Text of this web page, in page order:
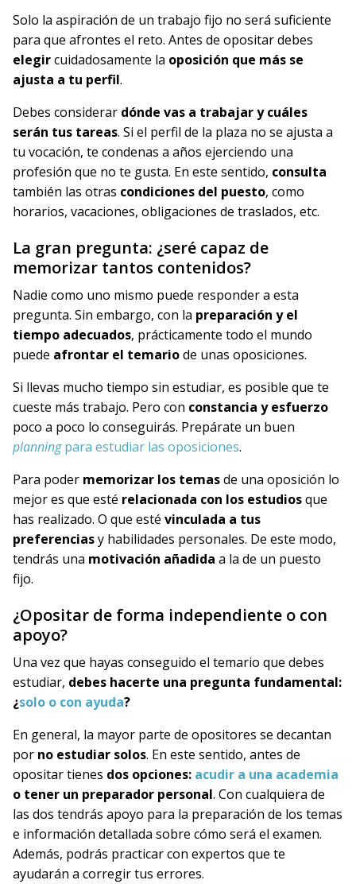
Solo la aspiración de un trabajo fijo no será suficiente
para que afrontes el reto. Antes de opositar debes
elegircuidadosamente la oposición que más se
ajusta a tu perfil.
Debes considerar dónde vas a trabajar y cuáles
serán tus tareas. Si el perfil de la plaza no se ajusta a
tu vocación, te condenas a años ejerciendo una
profesión que no te gusta. En este sentido, consulta
también las otras condiciones del puesto, como
horarios, vacaciones, obligaciones de traslados, etc.
La gran pregunta: ¿seré capaz de
memorizar tantos contenidos?
Nadie como uno mismo puede responder a esta
pregunta. Sin embargo, con la preparación y el
tiempo adecuados, prácticamente todo el mundo
puede afrontar el temariode unas oposiciones.
Si llevas mucho tiempo sin estudiar, es posible que te
cueste más trabajo. Pero con constancia y esfuerzo
poco a poco lo conseguirás. Prepárate un buen
planningpara estudiar las oposiciones.
Para poder memorizar los temasde una oposición lo
mejor es que esté relacionada con los estudiosque
has realizado. O que esté vinculada a tus
preferenciasy habilidades personales. De este modo,
tendrás una motivación añadida a la de un puesto
fijo.
¿Opositar de forma independiente o con
apoyo?
Una vez que hayas conseguido el temario que debes
estudiar, debes hacerte una pregunta fundamental:
¿solo o con ayuda?
En general, la mayor parte de opositores se decantan
por no estudiar solos. En este sentido, antes de
opositar tienes dos opciones: acudir a una academia
o tener un preparador personal. Con cualquiera de
las dos tendrás apoyo para la preparación de los temas
e información detallada sobre cómo será el examen.
Además, podrás practicar con expertos que te
ayudarán a corregir tus errores.